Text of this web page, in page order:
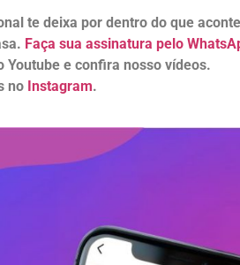
te deixa por dentro do que
Faça sua assinatura pelo
Youtube e confira nosso vídeos.
no Instagram.